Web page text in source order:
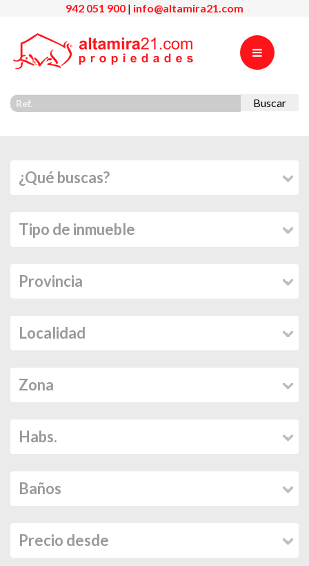
942 051 900 | info@altamira21.com
Buscar